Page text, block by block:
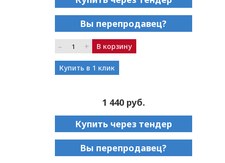
Вы перепродавец?
– + В корзину
Купить в 1 клик
1 440 руб.
Купить через тендер
Вы перепродавец?